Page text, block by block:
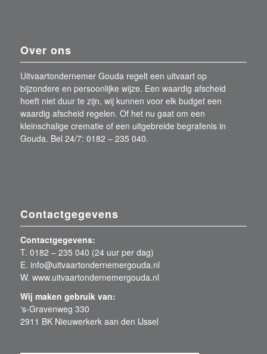
Over ons
Uitvaartondernemer Gouda regelt een uitvaart op
bijzondere en persoonlijke wijze. Een waardig afscheid
hoeft niet duur te zijn, wij kunnen voor elk budget een
waardig afscheid regelen. Of het nu gaat om een
kleinschalige crematie of een uitgebreide begrafenis in
Gouda. Bel 24/7: 0182 – 235 040.
Contactgegevens
Contactgegevens:
T. 0182 – 235 040 (24 uur per dag)
E. info@uitvaartondernemergouda.nl
W. www.uitvaartondernemergouda.nl
Wij maken gebruik van:
‘s-Gravenweg 330
2911 BK Nieuwerkerk aan den IJssel